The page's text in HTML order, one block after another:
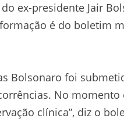
ex-presidente Jair
é do boletim
Bolsonaro foi
No
clínica”, diz o